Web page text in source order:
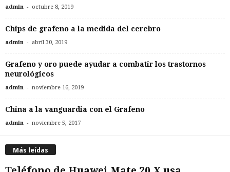
admin - octubre 8, 2019
Chips de grafeno a la medida del cerebro
admin - abril 30, 2019
Grafeno y oro puede ayudar a combatir los trastornos
neurológicos
admin - noviembre 16, 2019
China a la vanguardia con el Grafeno
admin - noviembre 5, 2017
Más leídas